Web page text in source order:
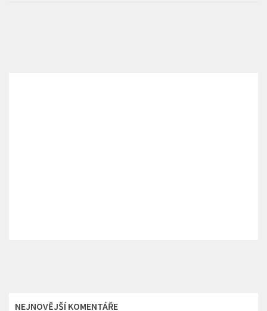
NEJNOVĚJŠÍ KOMENTÁŘE